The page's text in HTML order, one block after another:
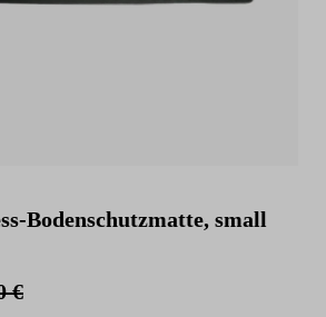
Bodenschutzmatte, small
€